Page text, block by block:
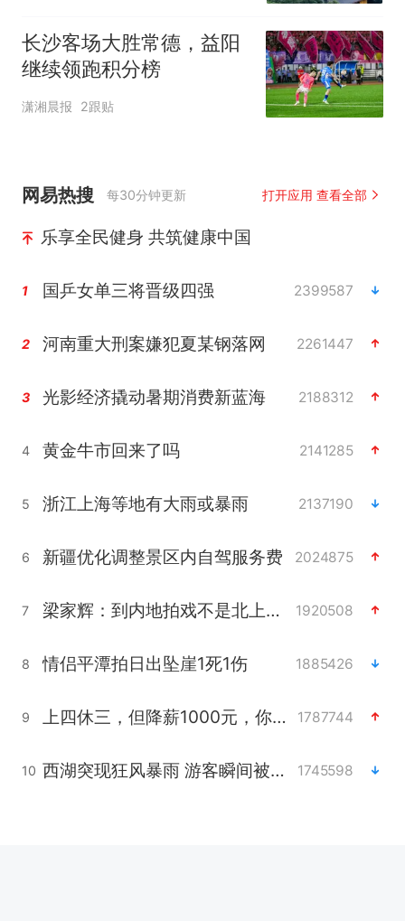
长沙客场大胜常德，益阳
继续领跑积分榜
潇湘晨报 2跟贴
网易热搜 每30分钟更新 打开应用 查看全部
乐享全民健身 共筑健康中国
1 国乒女单三将晋级四强 2399587
2 河南重大刑案嫌犯夏某钢落网 2261447
3 光影经济撬动暑期消费新蓝海 2188312
4 黄金牛市回来了吗 2141285
5 浙江上海等地有大雨或暴雨 2137190
6 新疆优化调整景区内自驾服务费 2024875
7 梁家辉：到内地拍戏不是北上是回归 1920508
8 情侣平潭拍日出坠崖1死1伤 1885426
9 上四休三，但降薪1000元，你接受吗？ 1787744
10 西湖突现狂风暴雨 游客瞬间被浇透 1745598